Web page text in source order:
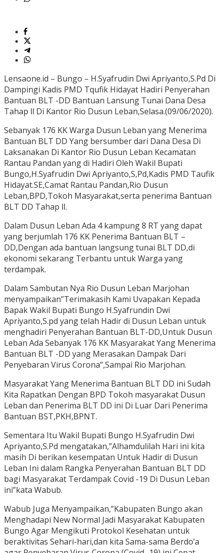
Lensaone.id – Bungo – H.Syafrudin Dwi Apriyanto,S.Pd Di
Dampingi Kadis PMD Tqufik Hidayat Hadiri Penyerahan
Bantuan BLT -DD Bantuan Lansung Tunai Dana Desa
Tahap ll Di Kantor Rio Dusun Leban,Selasa.(09/06/2020).
Sebanyak 176 KK Warga Dusun Leban yang Menerima
Bantuan BLT DD Yang bersumber dari Dana Desa Di
Laksanakan Di Kantor Rio Dusun Leban Kecamatan
Rantau Pandan yang di Hadiri Oleh Wakil Bupati
Bungo,H.Syafrudin Dwi Apriyanto,S,Pd,Kadis PMD Taufik
Hidayat.SE,Camat Rantau Pandan,Rio Dusun
Leban,BPD,Tokoh Masyarakat,serta penerima Bantuan
BLT DD Tahap ll.
Dalam Dusun Leban Ada 4 kampung 8 RT yang dapat
yang berjumlah 176 KK Penerima Bantuan BLT –
DD,Dengan ada bantuan langsung tunai BLT DD,di
ekonomi sekarang Terbantu untuk Warga yang
terdampak.
Dalam Sambutan Nya Rio Dusun Leban Marjohan
menyampaikan”Terimakasih Kami Uvapakan Kepada
Bapak Wakil Bupati Bungo H.Syafrundin Dwi
Apriyanto,S.pd yang telah Hadir di Dusun Leban untuk
menghadiri Penyerahan Bantuan BLT-DD,Untuk Dusun
Leban Ada Sebanyak 176 KK Masyarakat Yang Menerima
Bantuan BLT -DD yang Merasakan Dampak Dari
Penyebaran Virus Corona”,Sampai Rio Marjohan.
Masyarakat Yang Menerima Bantuan BLT DD ini Sudah
Kita Rapatkan Dengan BPD Tokoh masyarakat Dusun
Leban dan Penerima BLT DD ini Di Luar Dari Penerima
Bantuan BST,PKH,BPNT.
Sementara Itu Wakil Bupati Bungo H.Syafrudin Dwi
Apriyanto,S.Pd mengatakan,”Alhamdulilah Hari ini kita
masih Di berikan kesempatan Untuk Hadir di Dusun
Leban Ini dalam Rangka Penyerahan Bantuan BLT DD
bagi Masyarakat Terdampak Covid -19 Di Dusun Leban
ini”kata Wabub.
Wabub Juga Menyampaikan,”Kabupaten Bungo akan
Menghadapi New Normal Jadi Masyarakat Kabupaten
Bungo Agar Mengikuti Protokol Kesehatan untuk
beraktivitas Sehari-hari,dan kita Sama-sama Berdo’a